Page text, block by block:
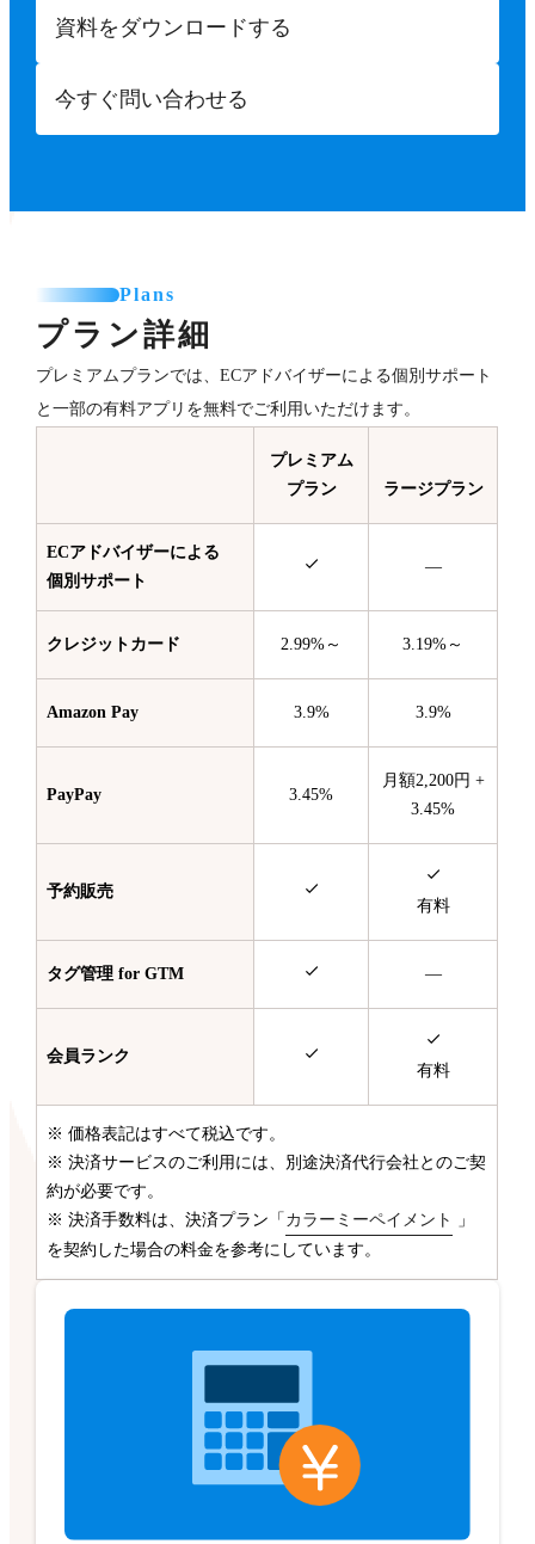
資料をダウンロードする
今すぐ問い合わせる
Plans
プラン詳細
プレミアムプランでは、ECアドバイザーによる個別サポート
と一部の有料アプリを無料でご利用いただけます。
プレミアム
プラン
ラージプラン
ECアドバイザーによる
個別サポート
—
クレジットカード 2.99%～ 3.19%～
Amazon Pay 3.9% 3.9%
PayPay 3.45%
月額2,200円 +
3.45%
予約販売
有料
タグ管理 for GTM —
会員ランク
有料
※ 価格表記はすべて税込です。
※ 決済サービスのご利用には、別途決済代行会社とのご契
約が必要です。
※ 決済手数料は、決済プラン「 カラーミーペイメント
」
を契約した場合の料金を参考にしています。